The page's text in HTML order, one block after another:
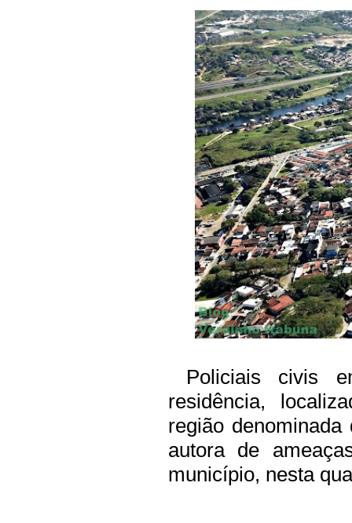
Policiais civis
residência,
região
autora de
município, nesta